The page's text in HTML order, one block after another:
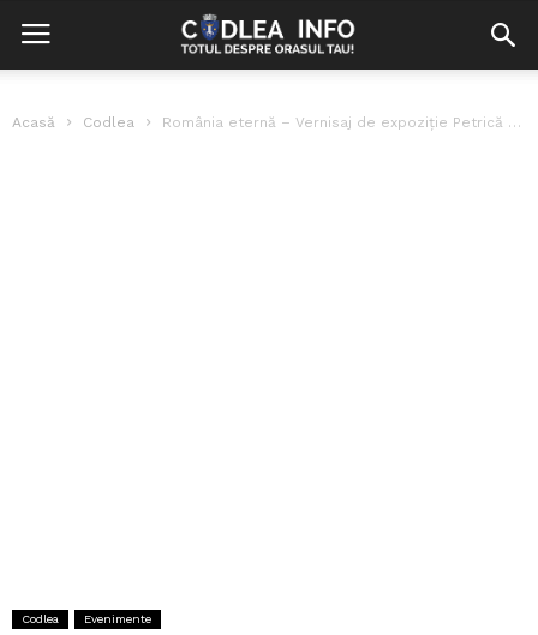
Acasă Codlea România eternă – Vernisaj de expoziție Petrică Buhnici
Codlea Evenimente